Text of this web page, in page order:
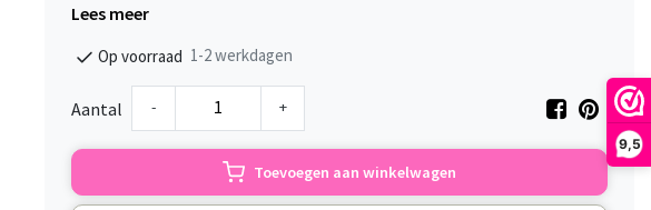
9,5
Lees meer
Op voorraad 1-2 werkdagen
Aantal - +
Toevoegen aan winkelwagen